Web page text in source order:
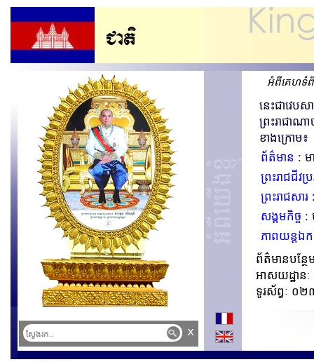
អំពីគេហទំព័
នេះជាវេប
ព្រះរាជាណ
ខាងក្រោម៖
ព័ត៌មាន : ម
ព្រះរាជជីវប្រ
ព្រះរាជសារ
សង្គមកិច្ច :
ភាពយន្តឯ
ព័ត៌មានបន្ថ
អាសយដ្ឋានៈ
ទូរស័ព្វៈ ០
x